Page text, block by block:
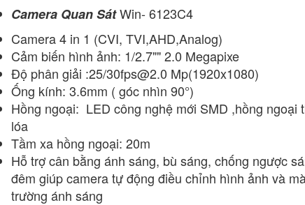
Camera Quan SátWin- 6123C4
Camera 4 in 1 (CVI, TVI,AHD,Analog)
Cảm biến hình ảnh: 1/2.7"" 2.0 Megapixe
Độ phân giải :25/30fps@2.0 Mp(1920x1080)
Ống kính: 3.6mm ( góc nhìn 90°)
Hồng ngoại: LED công nghệ mới SMD ,hồng
lóa
Tầm xa hồng ngoại: 20m
Hỗ trợ cân bằng ánh sáng, bù sáng, chống ngược
đêm giúp camera tự động điều chỉnh hình ảnh và
trường ánh sáng